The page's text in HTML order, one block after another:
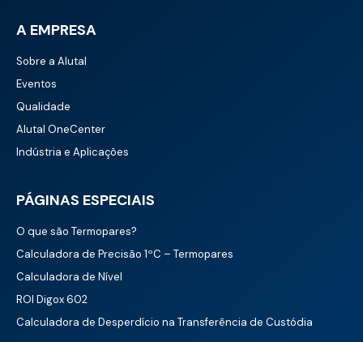
A EMPRESA
Sobre a Alutal
Eventos
Qualidade
Alutal OneCenter
Indústria e Aplicações
PÁGINAS ESPECIAIS
O que são Termopares?
Calculadora de Precisão 1ºC – Termopares
Calculadora de Nível
ROI Digox 602
Calculadora de Desperdício na Transferência de Custódia